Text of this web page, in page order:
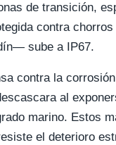
de transición,
contra
sube a IP67.
contra la
al
marino. Estos
el deterioro